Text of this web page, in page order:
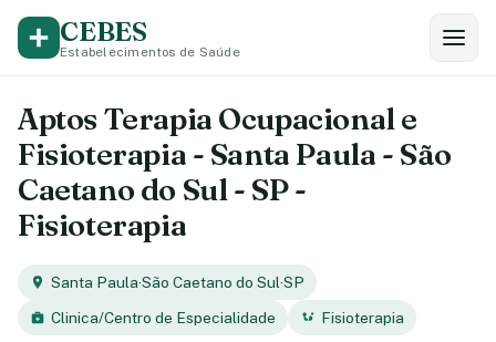
CEBES
Estabelecimentos de Saúde
Aptos Terapia Ocupacional e
Fisioterapia - Santa Paula - São
Caetano do Sul - SP -
Fisioterapia
Santa Paula·São Caetano do Sul·SP
Clinica/Centro de Especialidade
Fisioterapia